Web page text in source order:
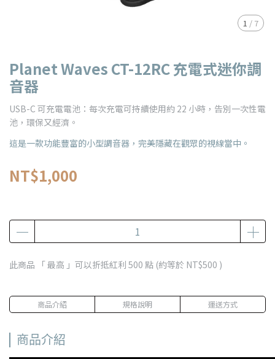
1 / 7
Planet Waves CT-12RC 充電式迷你調
音器
USB-C 可充電電池：每次充電可持續使用約 22 小時，告別一次性電
池，環保又經濟。
這是一款功能豐富的小型調音器，完美隱藏在觀眾的視線當中。
NT$1,000
此商品 「 最高 」可以折抵紅利 500 點 (約等於 NT$500 )
商品介紹 規格說明 運送方式
商品介紹